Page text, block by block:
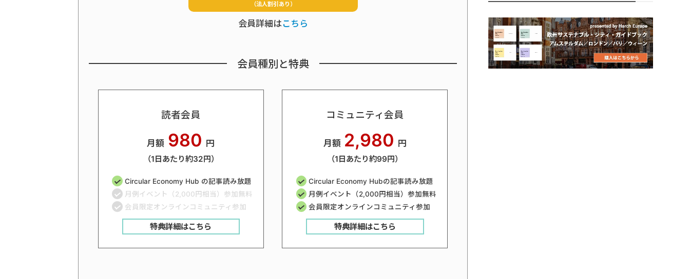
（法人割引あり）
会員詳細はこちら
会員種別と特典
読者会員
月額 980 円
（1日あたり約32円）
Circular Economy Hub の記事読み放題
月例イベント（2,000円相当）参加無料
会員限定オンラインコミュニティ参加
特典詳細はこちら
コミュニティ会員
月額 2,980 円
（1日あたり約99円）
Circular Economy Hubの記事読み放題
月例イベント（2,000円相当）参加無料
会員限定オンラインコミュニティ参加
特典詳細はこちら